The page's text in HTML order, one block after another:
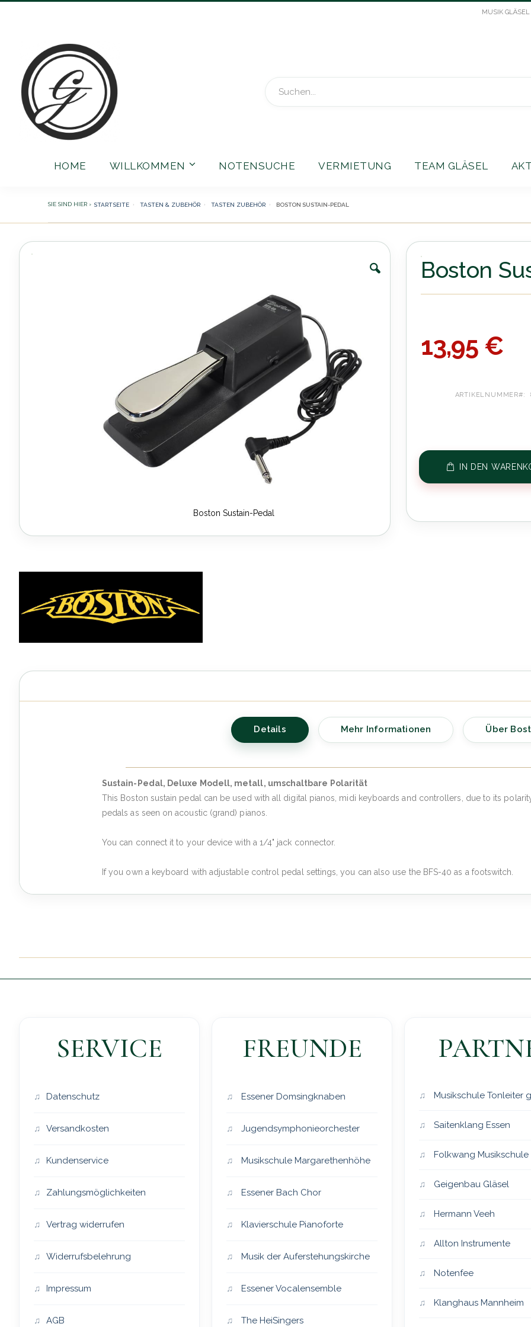
MUSIK GLÄSEL
HOME WILLKOMMEN NOTENSUCHE VERMIETUNG TEAM GLÄSEL
STARTSEITE TASTEN & ZUBEHÖR TASTEN ZUBEHÖR BOSTON SUSTAIN-PEDAL
Boston Sustain-Pedal
Bildergalerie
Boston
13,95 €
ARTIKELNUMMER
IN DEN
Details
Sustain-Pedal, Deluxe Modell, metall, umschaltbare Polarität
This Boston sustain pedal can be used with all digital pianos, midi keyboards and controllers, due to its
pedals as seen on acoustic (grand) pianos.
You can connect it to your device with a 1/4" jack connector.
If you own a keyboard with adjustable control pedal settings, you can also use the BFS-40 as a footswitch.
Mehr Informationen Über
SERVICE
Datenschutz
Versandkosten
Kundenservice
Zahlungsmöglichkeiten
Vertrag widerrufen
Widerrufsbelehrung
Impressum
AGB
FREUNDE
Essener Domsingknaben
Jugendsymphonieorchester
Musikschule Margarethenhöhe
Essener Bach Chor
Klavierschule Pianoforte
Musik der Auferstehungskirche
Essener Vocalensemble
The HeiSingers
Musikschule Tonleiter
Saitenklang Essen
Folkwang Musikschule
Geigenbau Gläsel
Hermann Veeh
Allton Instrumente
Notenfee
Klanghaus Mannheim